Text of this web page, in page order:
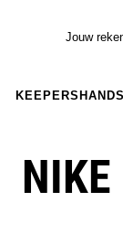
Jouw